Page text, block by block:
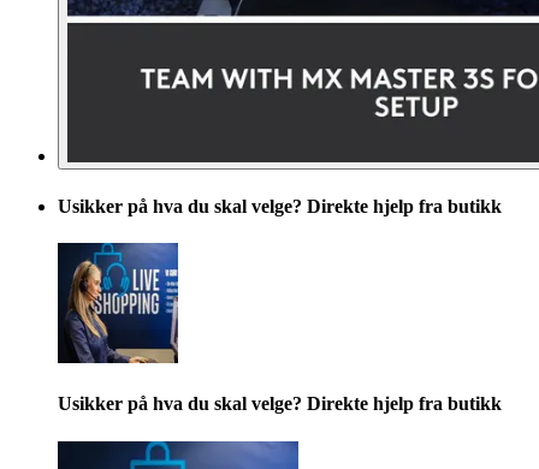
Usikker på hva du skal velge? Direkte hjelp fra butikk
Usikker på hva du skal velge? Direkte hjelp fra butikk